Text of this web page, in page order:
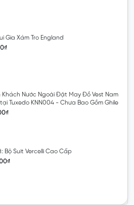
Gia Xám Tro England
Khách Nước Ngoài Đặt May Đồ Vest Nam
Tuxedo KNN004 - Chưa Bao Gồm Ghile
Bộ Suit Vercelli Cao Cấp